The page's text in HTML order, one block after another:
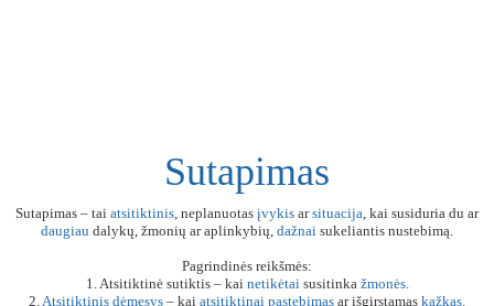
Sutapimas
Sutapimas – tai atsitiktinis, neplanuotas įvykis arsituacija, kai susiduria du ar
daugiau dalykų, žmonių ar aplinkybių, dažnai sukeliantis nustebimą.
Pagrindinės reikšmės:
1. Atsitiktinė sutiktis – kai netikėtaisusitinka žmonės.
2.Atsitiktinis dėmesys – kai atsitiktinai pastebimas ar išgirstamas kažkas.